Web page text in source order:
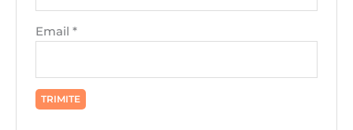
Email*